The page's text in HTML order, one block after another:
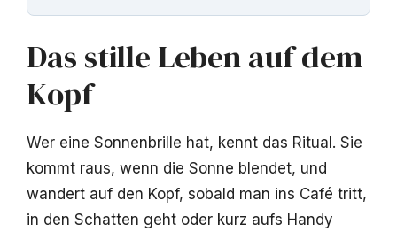
Das stille Leben auf dem
Kopf
Wer eine Sonnenbrille hat, kennt das Ritual. Sie
kommt raus, wenn die Sonne blendet, und
wandert auf den Kopf, sobald man ins Café tritt,
in den Schatten geht oder kurz aufs Handy